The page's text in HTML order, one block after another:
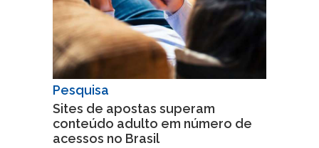
Pesquisa
Sites de apostas superam
conteúdo adulto em número de
acessos no Brasil